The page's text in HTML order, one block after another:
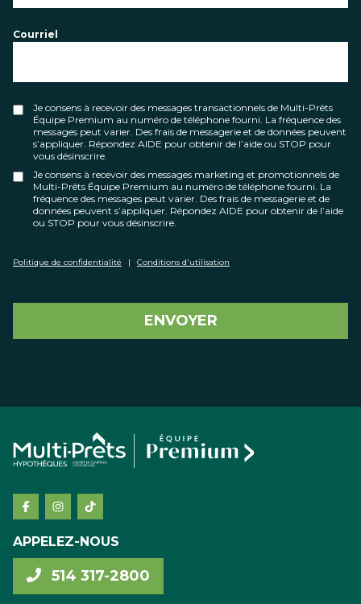
Courriel
Je consens à recevoir des messages transactionnels de Multi-Prêts
Équipe Premium au numéro de téléphone fourni. La fréquence des
messages peut varier. Des frais de messagerie et de données peuvent
s’appliquer. Répondez AIDE pour obtenir de l’aide ou STOP pour
vous désinscrire.
Je consens à recevoir des messages marketing et promotionnels de
Multi-Prêts Équipe Premium au numéro de téléphone fourni. La
fréquence des messages peut varier. Des frais de messagerie et de
données peuvent s’appliquer. Répondez AIDE pour obtenir de l’aide
ou STOP pour vous désinscrire.
Politique de confidentialité | Conditions d'utilisation
ENVOYER
APPELEZ-NOUS
514 317-2800